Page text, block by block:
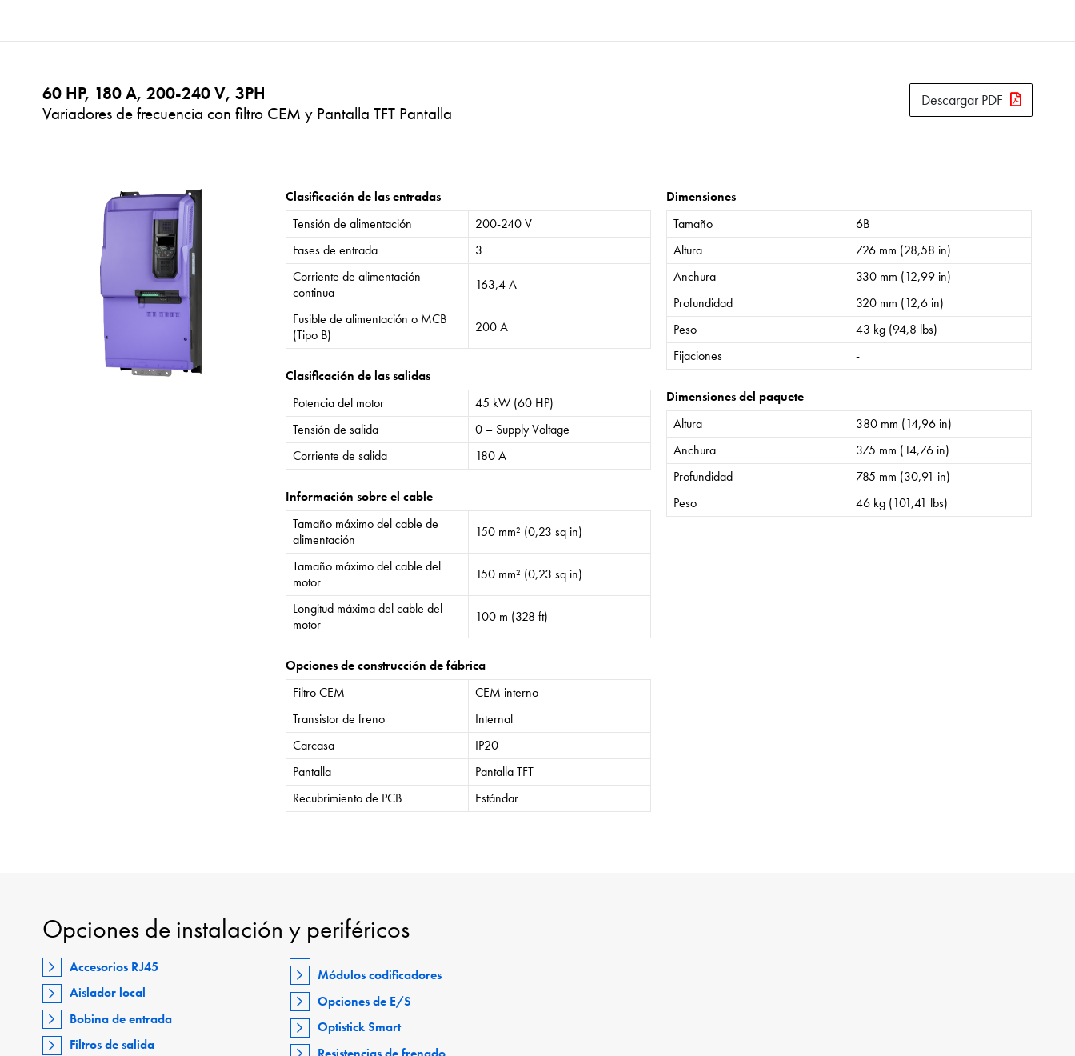
60 HP, 180 A, 200-240 V, 3PH
Variadores de frecuencia con filtro CEM y Pantalla TFT Pantalla
Descargar PDF
Clasificación de las entradas
Tensión de alimentación
200-240 V
Fases de entrada
3
Corriente de alimentación
continua
163,4 A
Fusible de alimentación o MCB
(Tipo B)
200 A
Clasificación de las salidas
Potencia del motor
45 kW (60 HP)
Tensión de salida
0 – Supply Voltage
Corriente de salida
180 A
Información sobre el cable
Tamaño máximo del cable de
alimentación
150 mm² (0,23 sq in)
Tamaño máximo del cable del
motor
150 mm² (0,23 sq in)
Longitud máxima del cable del
motor
100 m (328 ft)
Opciones de construcción de fábrica
Filtro CEM
CEM interno
Transistor de freno
Internal
Carcasa
IP20
Pantalla
Pantalla TFT
Recubrimiento de PCB
Estándar
Dimensiones
Tamaño
6B
Altura
726 mm (28,58 in)
Anchura
330 mm (12,99 in)
Profundidad
320 mm (12,6 in)
Peso
43 kg (94,8 lbs)
Fijaciones
-
Dimensiones del paquete
Altura
380 mm (14,96 in)
Anchura
375 mm (14,76 in)
Profundidad
785 mm (30,91 in)
Peso
46 kg (101,41 lbs)
Opciones de instalación y periféricos
Accesorios RJ45
Aislador local
Bobina de entrada
Filtros de salida
Módulos codificadores
Opciones de E/S
Optistick Smart